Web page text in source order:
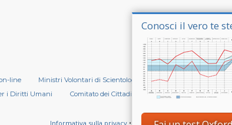
Conosci il vero te
line Ministri Volontari di Scientology
International
i Diritti Umani Comitato dei Cittadini per i Diritti Umani
Informativa sulla privacy • Normativa sui Cookie•